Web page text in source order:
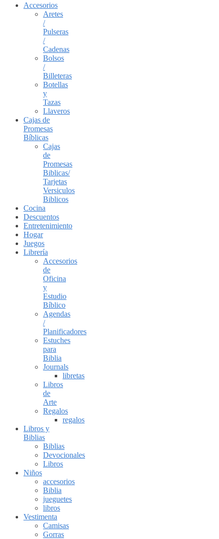
Accesorios
Aretes
/
Pulseras
/
Cadenas
Bolsos
/
Billeteras
Botellas
y
Tazas
Llaveros
Cajas de
Promesas
Bíblicas
Cajas
de
Promesas
Biblicas/
Tarjetas
Versiculos
Biblicos
Cocina
Descuentos
Entretenimiento
Hogar
Juegos
Librería
Accesorios
de
Oficina
y
Estudio
Bíblico
Agendas
/
Planificadores
Estuches
para
Biblia
Journals
libretas
Libros
de
Arte
Regalos
regalos
Libros y
Biblias
Biblias
Devocionales
Libros
Niños
accesorios
Biblia
jueguetes
libros
Vestimenta
Camisas
Gorras